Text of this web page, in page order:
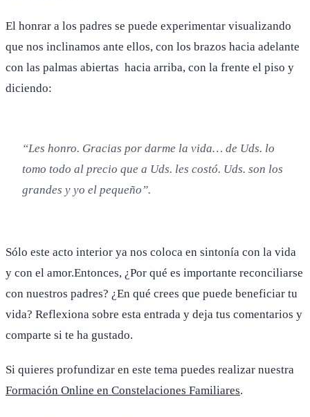
El honrar a los padres se puede experimentar visualizando
que nos inclinamos ante ellos, con los brazos hacia adelante
con las palmas abiertas hacia arriba, con la frente el piso y
diciendo:
“Les honro. Gracias por darme la vida… de Uds. lo
tomo todo al precio que a Uds. les costó. Uds. son los
grandes y yo el pequeño”.
Sólo este acto interior ya nos coloca en sintonía con la vida
y con el amor.Entonces, ¿Por qué es importante reconciliarse
con nuestros padres? ¿En qué crees que puede beneficiar tu
vida? Reflexiona sobre esta entrada y deja tus comentarios y
comparte si te ha gustado.
Si quieres profundizar en este tema puedes realizar nuestra
Formación Online en Constelaciones Familiares.